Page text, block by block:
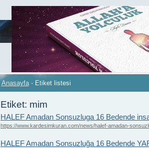
Anasayfa - Etiket listesi
Etiket: mim
HALEF Amadan Sonsuzluga 16 Bedende
https://www.kardesimkuran.com/news/halef-amadan-
HALEF Amadan Sonsuzluğa 16 Bedende